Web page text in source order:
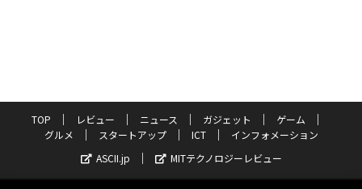
TOP レビュー ニュース ガジェット
ゲーム
グルメ
スタートアップ ICT
インフォメーション
ASCII.jp
MITテクノロジーレビュー